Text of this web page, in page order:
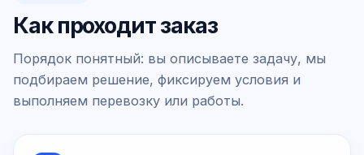
Как проходит заказ
Порядок понятный: вы описываете задачу, мы
подбираем решение, фиксируем условия и
выполняем перевозку или работы.